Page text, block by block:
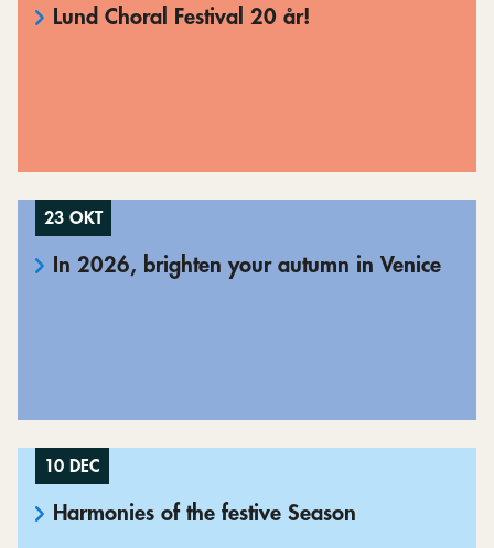
Lund Choral Festival 20 år!
23 OKT
In 2026, brighten your autumn in Venice
10 DEC
Harmonies of the festive Season